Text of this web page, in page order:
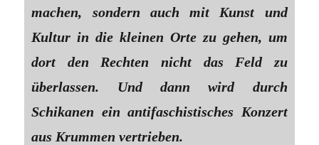
machen, sondern auch mit Kunst und
Kultur in die kleinen Orte zu gehen, um
dort den Rechten nicht das Feld zu
überlassen. Und dann wird durch
Schikanen ein antifaschistisches Konzert
aus Krummen vertrieben.